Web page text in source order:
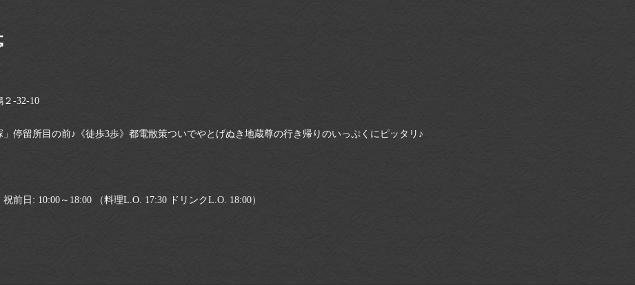
-32-10
停留所目の前♪《徒歩3歩》都電散策ついでやとげぬき地蔵尊の行き帰りのいっぷくにピッタリ♪
前日: 10:00～18:00 （料理L.O. 17:30 ドリンクL.O. 18:00）